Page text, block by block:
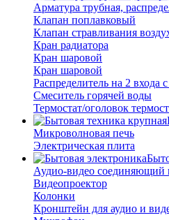
Арматура трубная,
Клапан поплавковый
Клапан стравливания
Кран радиатора
Кран шаровой
Кран шаровой
Распределитель на 2 входа
Смеситель горячей воды
Термостат/оголовок
Микроволновая печь
Электрическая плита
Аудио-видео соединяющий
Видеопроектор
Колонки
Кронштейн для аудио и